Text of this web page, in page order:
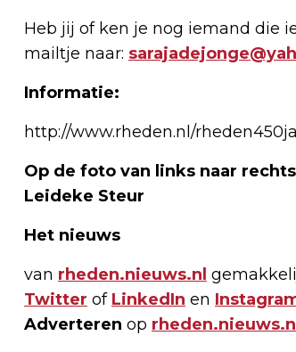
Heb jij of ken je nog iemand die
mailtje naar:
Informatie:
http://www.rheden.nl/
Op de foto van links naar
Leideke Steur
Het nieuws
van rheden.nieuws.nl
Twitter of LinkedIn en
Adverteren op rheden.nieuws.nl